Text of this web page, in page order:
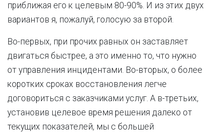
приближая его к целевым 80-90%. И из этих двух
вариантов я, пожалуй, голосую за второй.
Во-первых, при прочих равных он заставляет
двигаться быстрее, а это именно то, что нужно
от управления инцидентами. Во-вторых, о более
коротких сроках восстановления легче
договориться с заказчиками услуг. А в-третьих,
установив целевое время решения далеко от
текущих показателей, мы с большей